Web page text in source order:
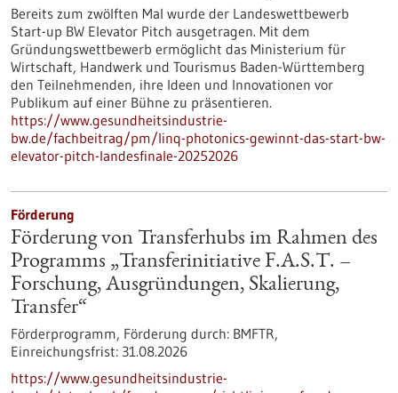
Bereits zum zwölften Mal wurde der Landeswettbewerb
Start-up BW Elevator Pitch ausgetragen. Mit dem
Gründungswettbewerb ermöglicht das Ministerium für
Wirtschaft, Handwerk und Tourismus Baden-Württemberg
den Teilnehmenden, ihre Ideen und Innovationen vor
Publikum auf einer Bühne zu präsentieren.
https://www.gesundheitsindustrie-
bw.de/fachbeitrag/pm/linq-photonics-gewinnt-das-start-bw-
elevator-pitch-landesfinale-20252026
Förderung
Förderung von Transferhubs im Rahmen des
Programms „Transferinitiative F.A.S.T. –
Forschung, Ausgründungen, Skalierung,
Transfer“
Förderprogramm, Förderung durch: BMFTR,
Einreichungsfrist: 31.08.2026
https://www.gesundheitsindustrie-